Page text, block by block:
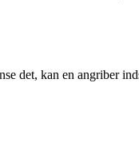
det, kan en angriber